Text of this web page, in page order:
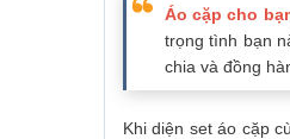
Áo cặp cho
trọng tình bạn
chia và đồng
Khi diện set áo cặp